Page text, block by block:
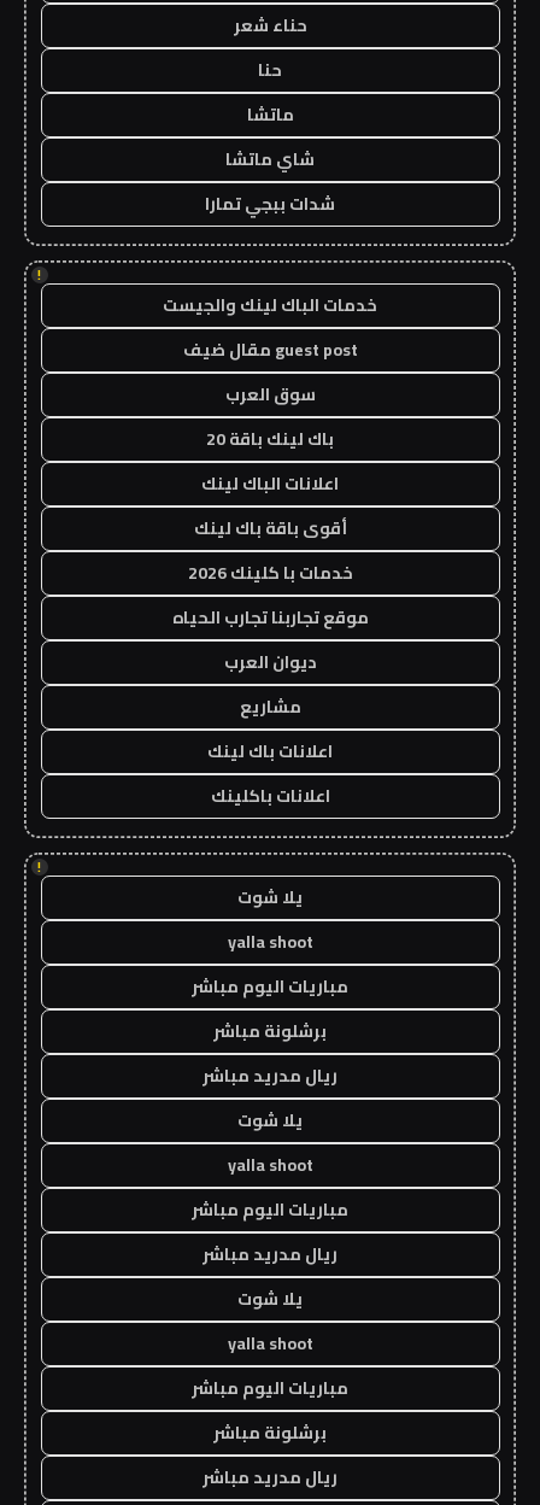
حناء شعر
حنا
ماتشا
شاي ماتشا
شدات ببجي تمارا
!
خدمات الباك لينك والجيست
guest post مقال ضيف
سوق العرب
باك لينك باقة 20
اعلانات الباك لينك
أقوى باقة باك لينك
خدمات با كلينك 2026
موقع تجاربنا تجارب الحياه
ديوان العرب
مشاريع
اعلانات باك لينك
اعلانات باكلينك
!
يلا شوت
yalla shoot
مباريات اليوم مباشر
برشلونة مباشر
ريال مدريد مباشر
يلا شوت
yalla shoot
مباريات اليوم مباشر
ريال مدريد مباشر
يلا شوت
yalla shoot
مباريات اليوم مباشر
برشلونة مباشر
ريال مدريد مباشر